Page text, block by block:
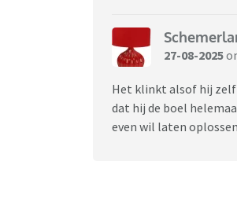
27-08-2025
Het klinkt alsof hij zelf
dat hij de boel
even wil laten